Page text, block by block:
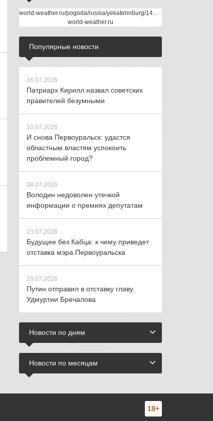
world-weather.ru/pogoda/russia/yekaterinburg/14days/
world-weather.ru
Популярные новости
16.07.2026
Патриарх Кирилл назвал советских
правителей безумными
10.07.2026
И снова Первоуральск: удастся
областным властям успокоить
проблемный город?
08.07.2026
Володин недоволен утечкой
информации о премиях депутатам
23.07.2026
Будущее без Кабца: к чему приведет
отставка мэра Первоуральска
29.07.2026
Путин отправил в отставку главу
Удмуртии Бречалова
Новости по дням
Новости по месяцам
18+